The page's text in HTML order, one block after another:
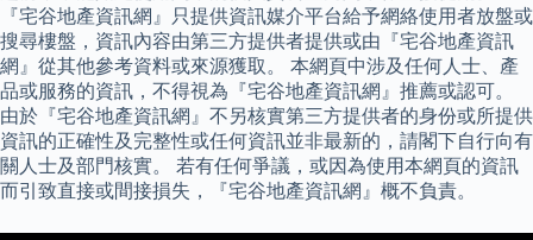
『宅谷地產資訊網』只提供資訊媒介平台給予網絡使用者放盤或
搜尋樓盤，資訊內容由第三方提供者提供或由『宅谷地產資訊
網』從其他參考資料或來源獲取。 本網頁中涉及任何人士、產
品或服務的資訊，不得視為『宅谷地產資訊網』推薦或認可。
由於『宅谷地產資訊網』不另核實第三方提供者的身份或所提供
資訊的正確性及完整性或任何資訊並非最新的，請閣下自行向有
關人士及部門核實。 若有任何爭議，或因為使用本網頁的資訊
而引致直接或間接損失，『宅谷地產資訊網』概不負責。